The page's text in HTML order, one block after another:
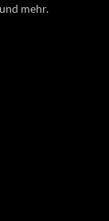
mehr.